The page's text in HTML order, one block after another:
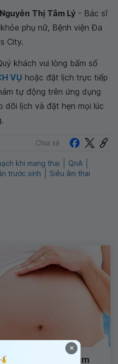
Thị Tâm Lý - Bác sĩ
phụ nữ, Bệnh viện Đa
City.
khách vui lòng bấm số
VỤ hoặc đặt lịch trực tiếp
tự động trên ứng dụng
dõi lịch và đặt hẹn mọi lúc
Chia sẻ
khi mang thai
QnA
trước sinh Siêu âm thai
kết quả xét nghiệm
×